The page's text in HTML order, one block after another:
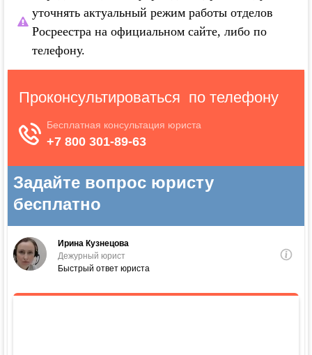
уточнять актуальный режим работы отделов
Росреестра на официальном сайте, либо по
телефону.